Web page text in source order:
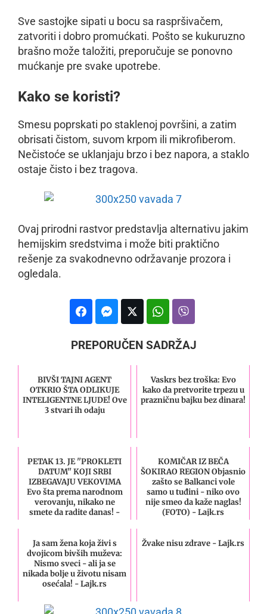
Sve sastojke sipati u bocu sa raspršivačem,
zatvoriti i dobro promućkati. Pošto se kukuruzno
brašno može taložiti, preporučuje se ponovno
mućkanje pre svake upotrebe.
Kako se koristi?
Smesu poprskati po staklenoj površini, a zatim
obrisati čistom, suvom krpom ili mikrofiberom.
Nečistoće se uklanjaju brzo i bez napora, a staklo
ostaje čisto i bez tragova.
Ovaj prirodni rastvor predstavlja alternativu jakim
hemijskim sredstvima i može biti praktično
rešenje za svakodnevno održavanje prozora i
ogledala.
PREPORUČEN SADRŽAJ
BIVŠI TAJNI AGENT
OTKRIO ŠTA ODLIKUJE
INTELIGENTNE LJUDE! Ove
3 stvari ih odaju
Vaskrs bez troška: Evo
kako da pretvorite trpezu u
prazničnu bajku bez dinara!
PETAK 13. JE ''PROKLETI
DATUM'' KOJI SRBI
IZBEGAVAJU VEKOVIMA
Evo šta prema narodnom
verovanju, nikako ne
smete da radite danas! -
KOMIČAR IZ BEČA
ŠOKIRAO REGION Objasnio
zašto se Balkanci vole
samo u tuđini - niko ovo
nije smeo da kaže naglas!
(FOTO) - Lajk.rs
Ja sam žena koja živi s
dvojicom bivših muževa:
Nismo sveci - ali ja se
nikada bolje u životu nisam
osećala! - Lajk.rs
Žvake nisu zdrave - Lajk.rs